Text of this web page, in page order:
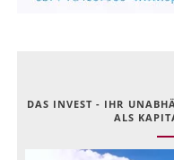
DAS INVEST - IHR
ALS